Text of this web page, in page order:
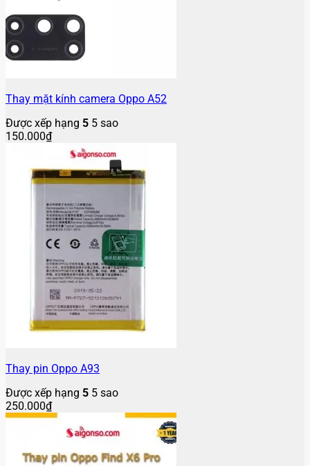
Thay mặt kính camera Oppo A52
Được xếp hạng 5 5 sao
150.000₫
Thay pin Oppo A93
Được xếp hạng 5 5 sao
250.000₫